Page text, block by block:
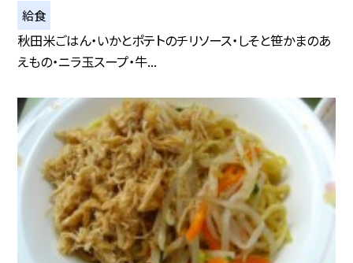
給食
秋田米ごはん・いかとポテトのチリソース・しそと笹かまのあ
えもの・ニラ玉スープ・牛...